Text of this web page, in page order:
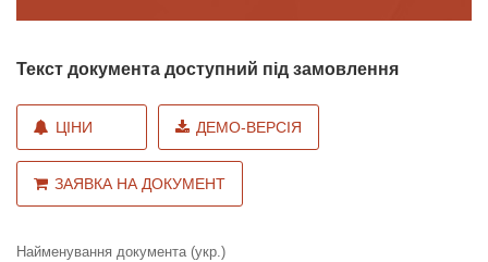
Текст документа доступний під замовлення
ЦІНИ ДЕМО-ВЕРСІЯ
ЗАЯВКА НА ДОКУМЕНТ
Найменування документа (укр.)